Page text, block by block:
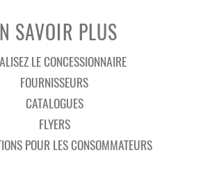
SAVOIR PLUS
LE CONCESSIONNAIRE
FOURNISSEURS
CATALOGUES
FLYERS
POUR LES CONSOMMATEURS